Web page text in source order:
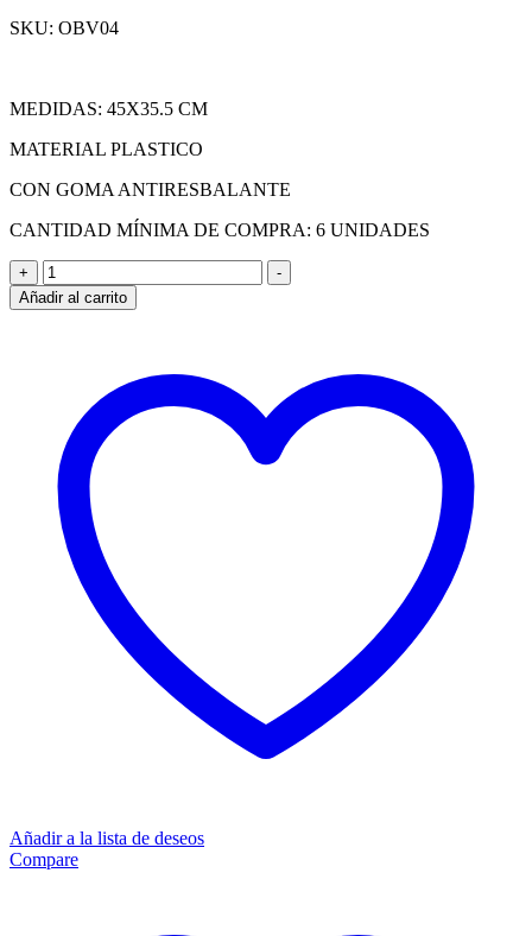
SKU: OBV04
MEDIDAS: 45X35.5 CM
MATERIAL PLASTICO
CON GOMA ANTIRESBALANTE
CANTIDAD MÍNIMA DE COMPRA: 6 UNIDADES
+
BANDEJA
PLASTICA
VERDE
cantidad
-
Añadir al carrito
Añadir a la lista de deseos
Compare